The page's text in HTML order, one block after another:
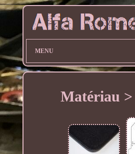
MENU
Matériau >